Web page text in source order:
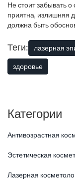
возможные риски и
укреплению
прохождения
Не стоит забывать о
приятна, излишняя
должна быть
формирование
клиниках, чтобы
рынке и выбрать
критериев.
Теги: лазерная
здоровье
Категории
Антивозрастная
Эстетическая
Лазерная